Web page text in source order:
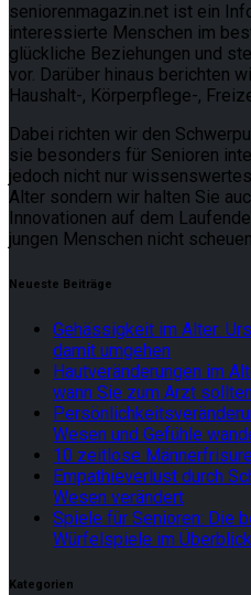
seniorenmagazin.net ist ein
interessierte Menschen im
glückliche Beziehungen und
vor. Darüber hinaus berichten
Haushalt-, Körperpflege-,
Dabei richten wir den
sie besonders für Senioren
jedoch nicht nur
Alter sondern wir halten Sie
Innovationen auf dem
jungen Menschen nicht
Neueste Beiträge
Gehässigkeit im Alter:
damit umgehen
Hautveränderungen im
wann Sie zum Arzt
Wesen und Gefühle
10 zeitlose
Empathieverlust durch
Wesen verändert
Spiele für Senioren: Die
Würfelspiele im Überblick
Kategorien